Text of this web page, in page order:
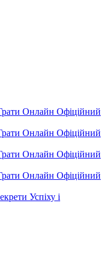
Онлайн Офіційний
Онлайн Офіційний
Онлайн Офіційний
Онлайн Офіційний
Успіху і